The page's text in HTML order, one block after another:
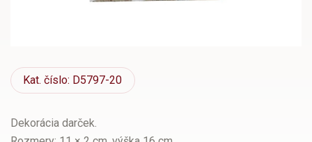
Kat. číslo: D5797-20
Dekorácia darček.